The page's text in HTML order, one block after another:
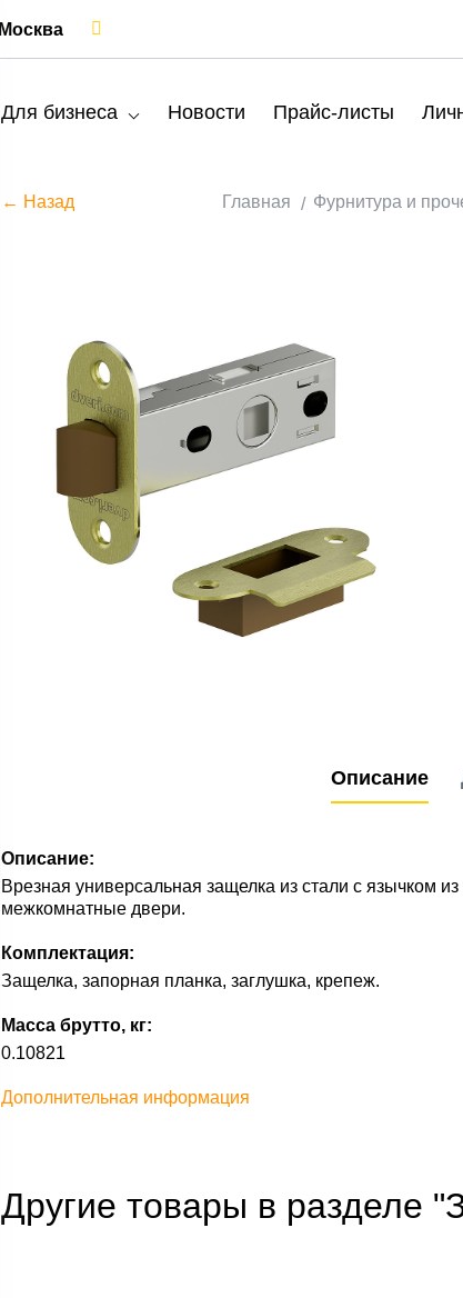
Москва
Для бизнеса Новости Прайс-листы
← Назад Главная Фурнитура и
Описание
Описание:
Врезная универсальная защелка из стали с язычком
межкомнатные двери.
Комплектация:
Защелка, запорная планка, заглушка, крепеж.
Масса брутто, кг:
0.10821
Дополнительная информация
Другие товары в разделе